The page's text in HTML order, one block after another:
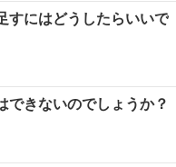
う受け止めるか、また同
を伺いたいです。
すにはどうしたらいいで
できないのでしょうか？